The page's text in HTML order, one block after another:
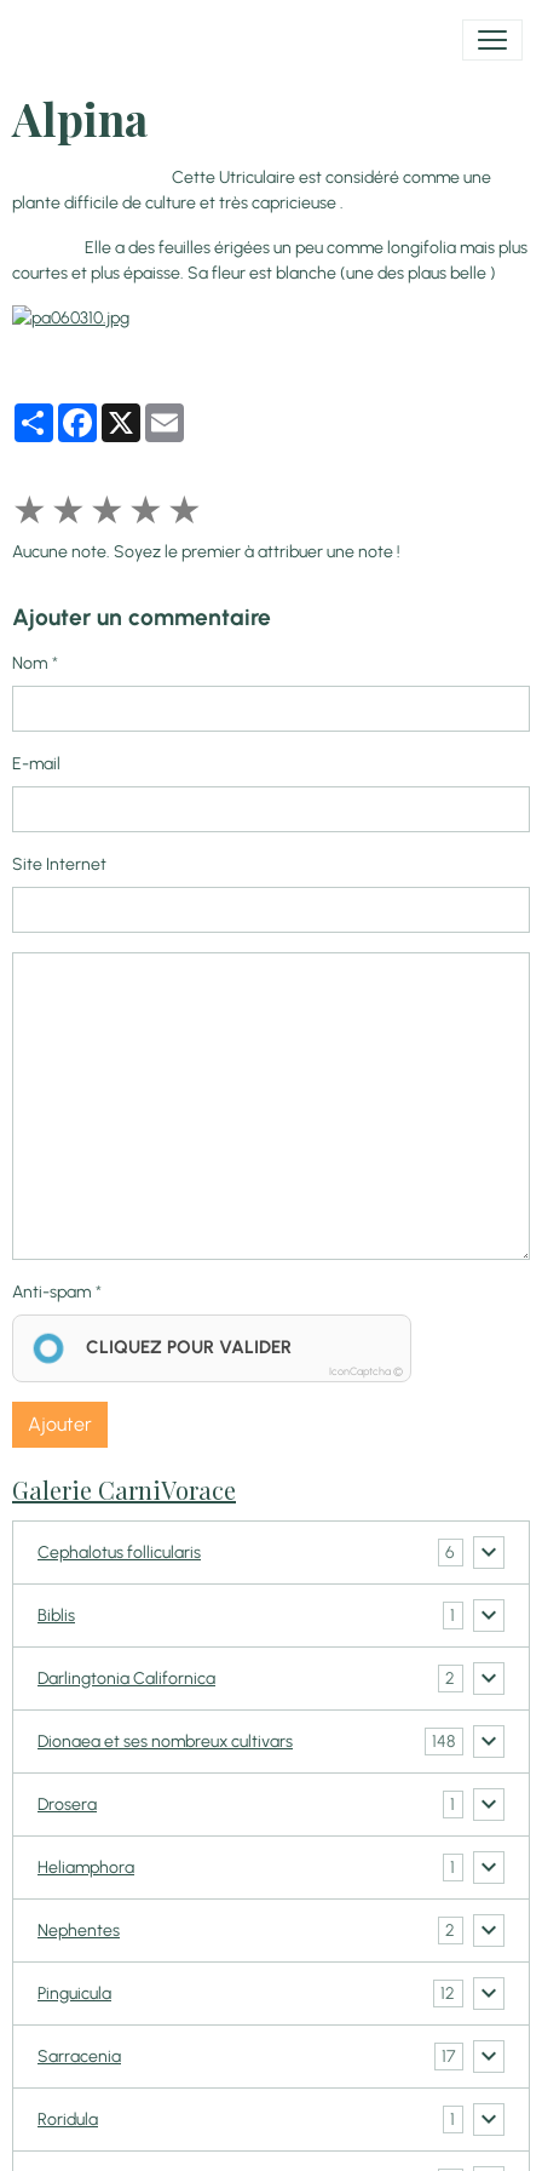
Alpina
Cette Utriculaire est considéré comme une
plante difficile de culture et très capricieuse .
Elle a des feuilles érigées un peu comme longifolia mais plus
courtes et plus épaisse. Sa fleur est blanche (une des plaus belle )
PartagerFacebook
X
★ ★ ★ ★ ★
Aucune note. Soyez le premier à attribuer une note !
Ajouter un commentaire
Nom
E-mail
Site Internet
Anti-spam
CLIQUEZ POUR VALIDER
IconCaptcha ©
Ajouter
Galerie CarniVorace
Cephalotus follicularis 6
Biblis 1
Darlingtonia Californica 2
Dionaea et ses nombreux cultivars 148
Drosera 1
Heliamphora 1
Nephentes 2
Pinguicula 12
Sarracenia 17
Roridula 1